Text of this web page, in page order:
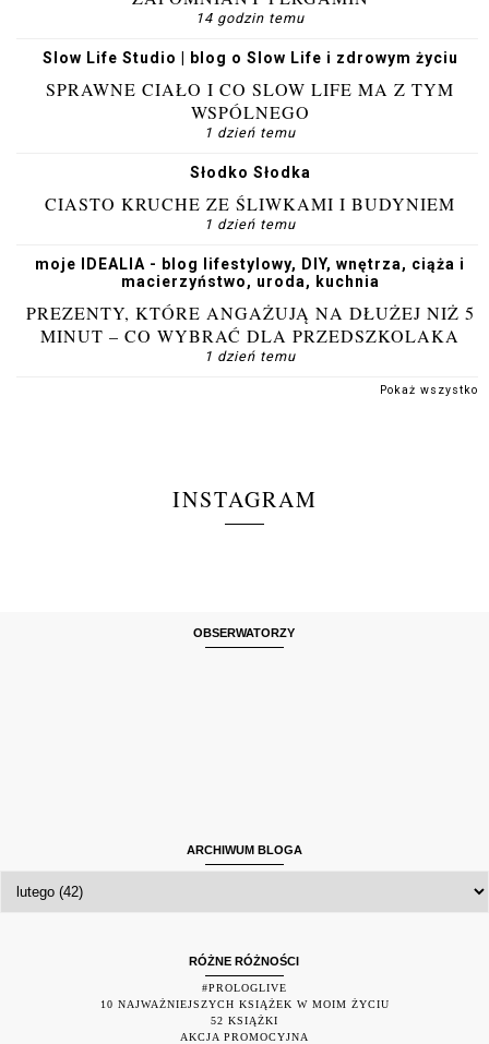
14 godzin temu
Slow Life Studio | blog o Slow Life i zdrowym życiu
SPRAWNE CIAŁO I CO SLOW LIFE MA Z TYM
WSPÓLNEGO
1 dzień temu
Słodko Słodka
CIASTO KRUCHE ZE ŚLIWKAMI I BUDYNIEM
1 dzień temu
moje IDEALIA - blog lifestylowy, DIY, wnętrza, ciąża i
macierzyństwo, uroda, kuchnia
PREZENTY, KTÓRE ANGAŻUJĄ NA DŁUŻEJ NIŻ 5
MINUT – CO WYBRAĆ DLA PRZEDSZKOLAKA
1 dzień temu
Pokaż wszystko
INSTAGRAM
OBSERWATORZY
ARCHIWUM BLOGA
RÓŻNE RÓŻNOŚCI
#PROLOGLIVE
10 NAJWAŻNIEJSZYCH KSIĄŻEK W MOIM ŻYCIU
52 KSIĄŻKI
AKCJA PROMOCYJNA